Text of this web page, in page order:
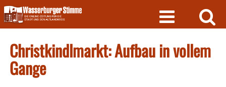
Skip
to
content
Christkindlmarkt: Aufbau in vollem
Gange